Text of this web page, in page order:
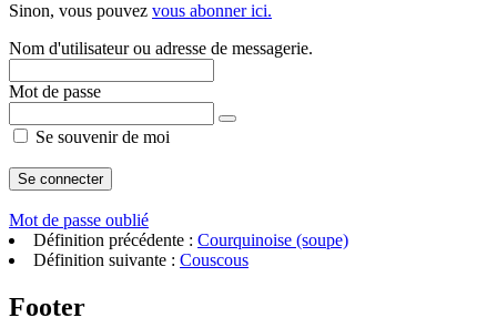
Sinon, vous pouvez vous abonner ici.
Nom d'utilisateur ou adresse de messagerie.
Mot de passe
Se souvenir de moi
Mot de passe oublié
Définition précédente : Courquinoise (soupe)
Définition suivante : Couscous
Footer